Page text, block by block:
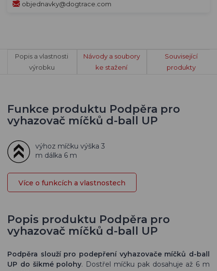
objednavky@dogtrace.com
Popis a vlastnosti
výrobku
Návody a soubory
ke stažení
Související
produkty
Funkce produktu Podpěra pro
vyhazovač míčků d-ball UP
výhoz míčku výška 3
m dálka 6 m
Více o funkcích a vlastnostech
Popis produktu Podpěra pro
vyhazovač míčků d-ball UP
Podpěra slouží pro podepření vyhazovače míčků d-ball
UP do šikmé polohy. Dostřel míčku pak dosahuje až 6 m